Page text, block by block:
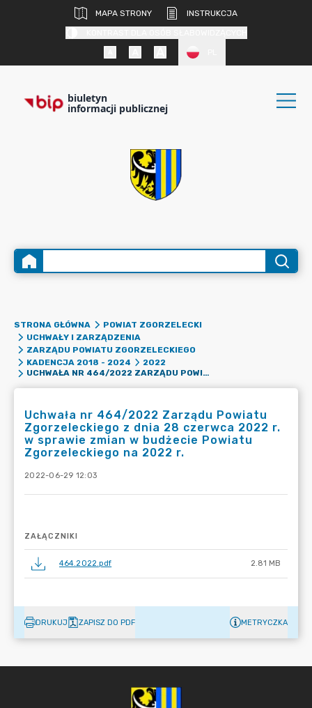
MAPA STRONY
INSTRUKCJA
biuletyn
informacji publicznej
STRONA GŁÓWNA
POWIAT ZGORZELECKI
UCHWAŁY I ZARZĄDZENIA
ZARZĄDU POWIATU ZGORZELECKIEGO
KADENCJA 2018 - 2024
2022
UCHWAŁA NR 464/2022 ZARZĄDU POWIATU ZGORZELECKIEGO Z DNIA 28 CZERWCA 2022 R. W SPRAWIE ZMIAN W BUDŻECIE POWIATU ZGORZELECKIEGO NA 2022 R.
Uchwała nr 464/2022 Zarządu Powiatu
Zgorzeleckiego z dnia 28 czerwca 2022 r.
w sprawie zmian w budżecie Powiatu
Zgorzeleckiego na 2022 r.
2022-06-29 12:03
ZAŁĄCZNIKI
464.2022.pdf 2.81 MB
DRUKUJ ZAPISZ DO PDF METRYCZKA